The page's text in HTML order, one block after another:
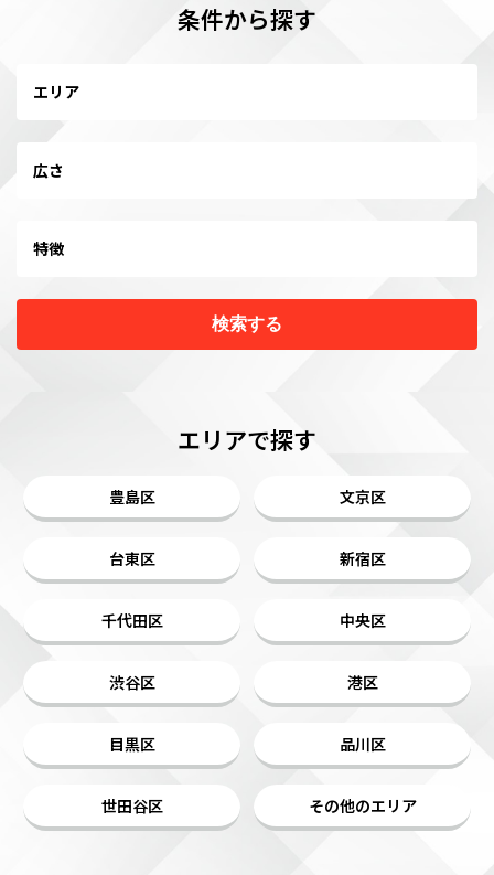
条件から探す
エリア
広さ
特徴
検索する
エリアで探す
豊島区 文京区
台東区 新宿区
千代田区 中央区
渋谷区 港区
目黒区 品川区
世田谷区 その他のエリア